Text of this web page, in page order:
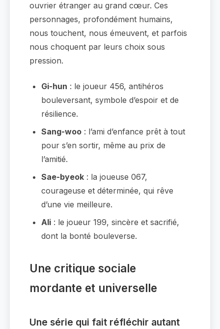
ouvrier étranger au grand cœur. Ces
personnages, profondément humains,
nous touchent, nous émeuvent, et parfois
nous choquent par leurs choix sous
pression.
Gi-hun : le joueur 456, antihéros
bouleversant, symbole d’espoir et de
résilience.
Sang-woo : l’ami d’enfance prêt à tout
pour s’en sortir, même au prix de
l’amitié.
Sae-byeok : la joueuse 067,
courageuse et déterminée, qui rêve
d’une vie meilleure.
Ali : le joueur 199, sincère et sacrifié,
dont la bonté bouleverse.
Une critique sociale
mordante et universelle
Une série qui fait réfléchir autant